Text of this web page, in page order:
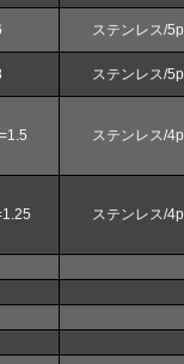
ステンレス/
ステンレス/
ステンレス/
ステンレス/